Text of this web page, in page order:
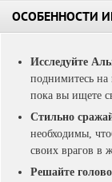
ОСОБЕННОСТИ
Исследуйте
поднимитесь на
пока вы ищете
Стильно
необходимы,
своих врагов в
Решайте